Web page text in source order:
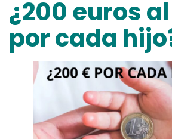
¿200 euros
por cada